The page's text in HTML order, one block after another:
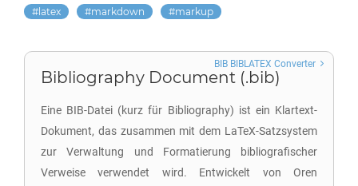
latex markdown markup
Bibliography Document (.bib)
Eine BIB-Datei (kurz für Bibliography) ist ein Klartext-
Dokument, das zusammen mit dem LaTeX-Satzsystem
zur Verwaltung und Formatierung bibliografischer
Verweise verwendet wird. Entwickelt von Oren
BIB BIBLATEX Converter